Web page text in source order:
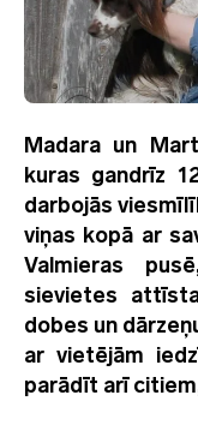
Madara un
kuras gandrīz
darbojās
viņas kopā ar
Valmieras
sievietes
dobes un
ar vietējām
parādīt arī